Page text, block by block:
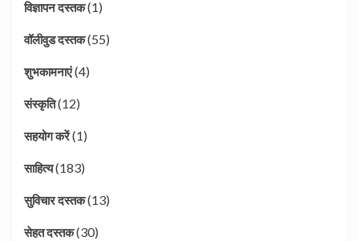
विज्ञापन दस्तक(1)
वॉलीवुड दस्तक(55)
शुभकामनाएं(4)
संस्कृति(12)
सहयोग करें(1)
साहित्य(183)
सुविचार दस्तक(13)
सेहत दस्तक(30)